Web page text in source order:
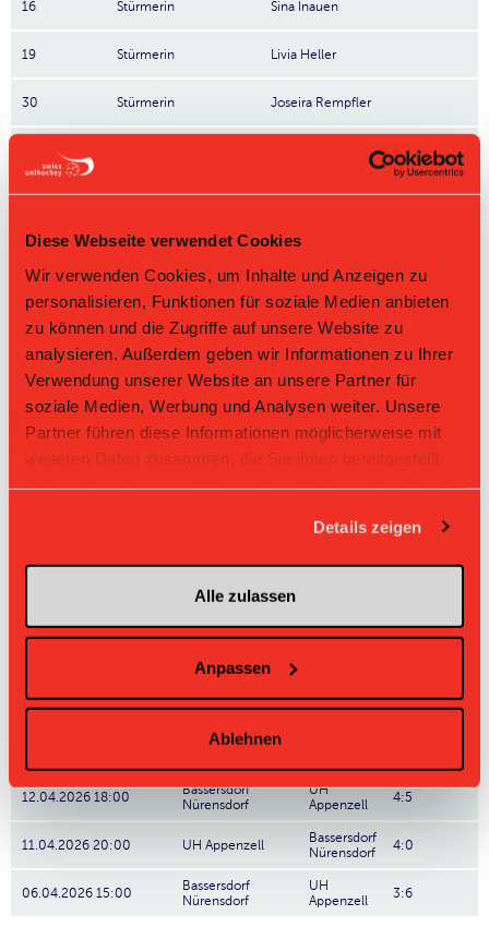
Diese Webseite verwendet Cookies
Wir verwenden Cookies, um Inhalte und Anzeigen zu
personalisieren, Funktionen für soziale Medien anbieten
zu können und die Zugriffe auf unsere Website zu
analysieren. Außerdem geben wir Informationen zu Ihrer
Verwendung unserer Website an unsere Partner für
soziale Medien, Werbung und Analysen weiter. Unsere
Partner führen diese Informationen möglicherweise mit
weiteren Daten zusammen, die Sie ihnen bereitgestellt
Details zeigen
Alle zulassen
Anpassen
Ablehnen
16 Stürmerin Sina Inauen
19 Stürmerin Livia Heller
30 Stürmerin Joseira Rempfler
80 Joëlle Jordi
18 Selina Sonderer
Sindy Kalberer
28 Lya Fuchs
4 Nives-Katharina Herbert
83 Sophie Breitenmoser
Shania Philipp
19.04.2026 18:00
Bassersdorf
Nürensdorf
UH
Appenzell
-:-
UH Appenzell
12.04.2026 18:00
Bassersdorf
Nürensdorf
UH
Appenzell
4:5
11.04.2026 20:00 UH Appenzell
Bassersdorf
Nürensdorf
4:0
06.04.2026 15:00
Bassersdorf
Nürensdorf
UH
Appenzell
3:6